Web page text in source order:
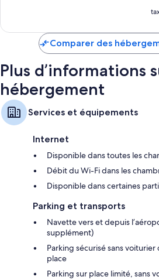
Literie hypoallergénique et couette en
Salle de bains avec douche à « effet
TV connectée 55 pouces avec Netflix,
Cafetière/bouilloire, service de
Comparer des
Plus d’informations
hébergement
Services et équipements
Internet
Disponible dans toutes les
Débit du Wi-Fi dans les
Disponible dans certaines
Parking et transports
Navette vers et depuis
supplément)
Parking sécurisé sans
place
Parking sur place limité, sans